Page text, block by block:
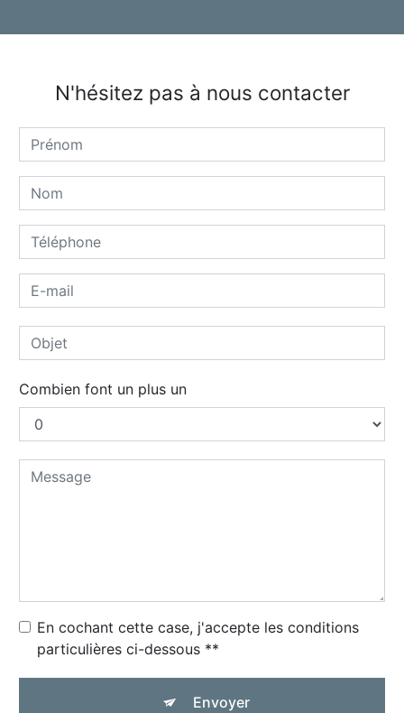
N'hésitez pas à nous contacter
Combien font un plus un
En cochant cette case, j'accepte les conditions
particulières ci-dessous **
Envoyer